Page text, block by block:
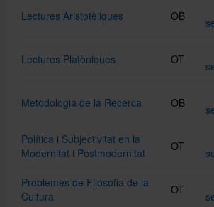
Lectures Aristotèliques OB
Lectures Platòniques OT
Metodologia de la Recerca OB
Política i Subjectivitat en la
Modernitat i Postmodernitat
OT
Problemes de Filosofia de la
Cultura
OT